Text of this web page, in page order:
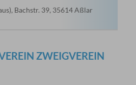
Bachstr. 39, 35614 Aßlar
ZWEIGVEREIN